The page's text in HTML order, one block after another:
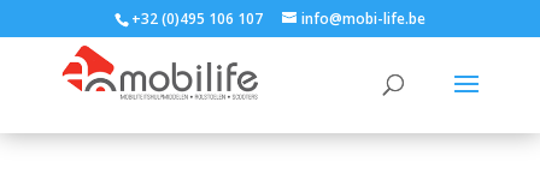
+32 (0)495 106 107 info@mobi-life.be